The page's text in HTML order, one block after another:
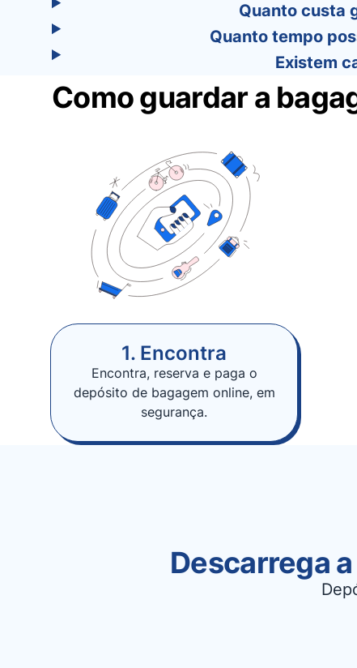
Quanto custa
Quanto tempo
Existem
Como guardar a
1. Encontra
Encontra, reserva e paga o
depósito de bagagem online, em
segurança.
Descarrega